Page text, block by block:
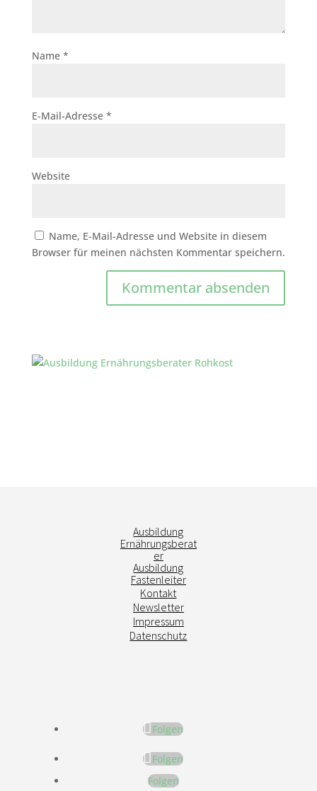
Name *
E-Mail-Adresse *
Website
Name, E-Mail-Adresse und Website in diesem
Browser für meinen nächsten Kommentar speichern.
Ausbildung
Ernährungsberat
er
Ausbildung
Fastenleiter
Kontakt
Newsletter
Impressum
Datenschutz
Folgen
Folgen
Folgen